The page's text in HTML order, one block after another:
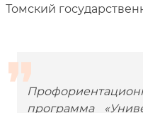
Томский
программа